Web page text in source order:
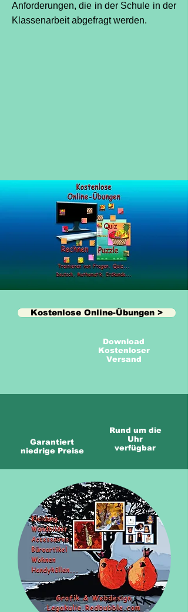
Anforderungen, die in der Schule in der
Klassenarbeit abgefragt werden.
Kostenlose Online-Übungen >
Download
Kostenloser
Versand
Garantiert
niedrige Preise
Rund um die
Uhr
verfügbar